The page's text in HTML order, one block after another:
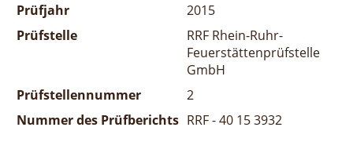
Prüfjahr
2015
Prüfstelle
RRF Rhein-Ruhr-
Feuerstättenprüfstelle
GmbH
Prüfstellennummer
2
Nummer des Prüfberichts RRF - 40 15 3932